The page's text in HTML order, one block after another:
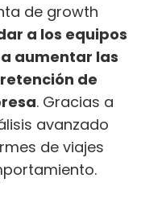
de growth
a los equipos
aumentar las
de
. Gracias a
avanzado
de viajes